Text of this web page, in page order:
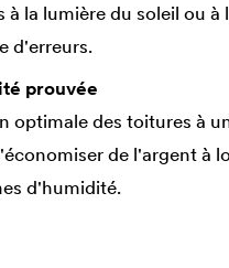
la lumière du soleil ou à
d'erreurs.
prouvée
optimale des toitures à
de l'argent à
d'humidité.